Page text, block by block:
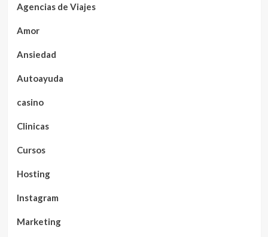
Agencias de Viajes
Amor
Ansiedad
Autoayuda
casino
Clinicas
Cursos
Hosting
Instagram
Marketing